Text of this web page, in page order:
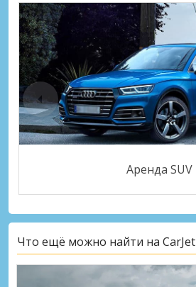
Аренда SUV
Что ещё можно найти на CarJet